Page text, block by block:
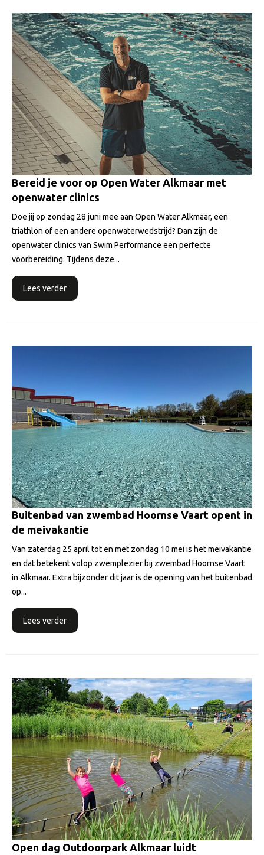
Bereid je voor op Open Water Alkmaar met
openwater clinics
Doe jij op zondag 28 juni mee aan Open Water Alkmaar, een
triathlon of een andere openwaterwedstrijd? Dan zijn de
openwater clinics van Swim Performance een perfecte
voorbereiding. Tijdens deze...
Lees verder
Buitenbad van zwembad Hoornse Vaart opent in
de meivakantie
Van zaterdag 25 april tot en met zondag 10 mei is het meivakantie
en dat betekent volop zwemplezier bij zwembad Hoornse Vaart
in Alkmaar. Extra bijzonder dit jaar is de opening van het buitenbad
op...
Lees verder
Open dag Outdoorpark Alkmaar luidt